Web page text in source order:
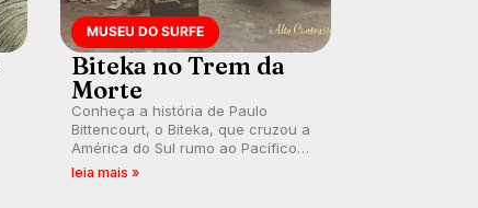
MUSEU DO SURFE
Biteka no Trem da
Morte
Conheça a história de Paulo
Bittencourt, o Biteka, que cruzou a
América do Sul rumo ao Pacífico
em uma jornada que se tornou um
leia mais »